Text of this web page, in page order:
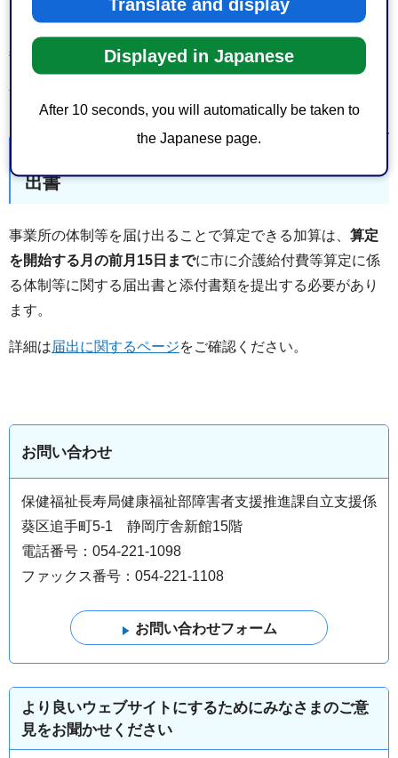
Translate and display
Displayed in Japanese
After 10 seconds, you will automatically be taken to
the Japanese page.
〒424-8701
静岡市清水区旭町6番8号（清水区役所1階）
清水福祉事務所障害者支援課
出書
事業所の体制等を届け出ることで算定できる加算は、 算定
を開始する月の前月15日までに市に介護給付費等算定に係
る体制等に関する届出書と添付書類を提出する必要があり
ます。
詳細は届出に関するページをご確認ください。
お問い合わせ
保健福祉長寿局健康福祉部障害者支援推進課自立支援係
葵区追手町5-1 静岡庁舎新館15階
電話番号：054-221-1098
ファックス番号：054-221-1108
より良いウェブサイトにするためにみなさまのご意
見をお聞かせください